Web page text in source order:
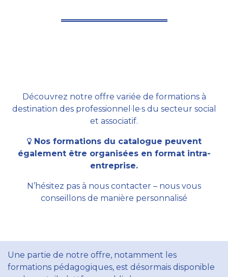
Découvrez notre offre variée de formations à
destination des professionnel·le·s du secteur social
et associatif.
Nos formations du catalogue peuvent
également être organisées en format intra-
entreprise.
N’hésitez pas à nous contacter – nous vous
conseillons de manière personnalisé
Une partie de notre offre, notamment les
formations pédagogiques, est désormais disponible